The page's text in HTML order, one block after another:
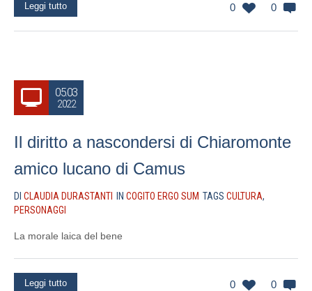
0 0
Leggi tutto
05.03
2022
Il diritto a nascondersi di Chiaromonte
amico lucano di Camus
DI CLAUDIA DURASTANTI IN COGITO ERGO SUM TAGS CULTURA,
PERSONAGGI
La morale laica del bene
0 0
Leggi tutto